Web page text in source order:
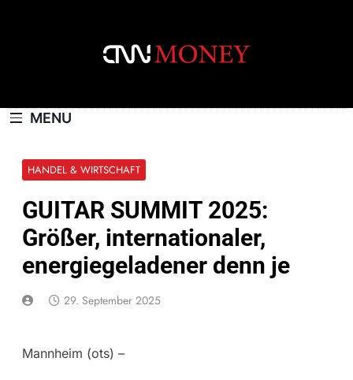
MENU
HANDEL & WIRTSCHAFT
GUITAR SUMMIT 2025:
Größer, internationaler,
energiegeladener denn je
29. September 2025
Mannheim (ots) –